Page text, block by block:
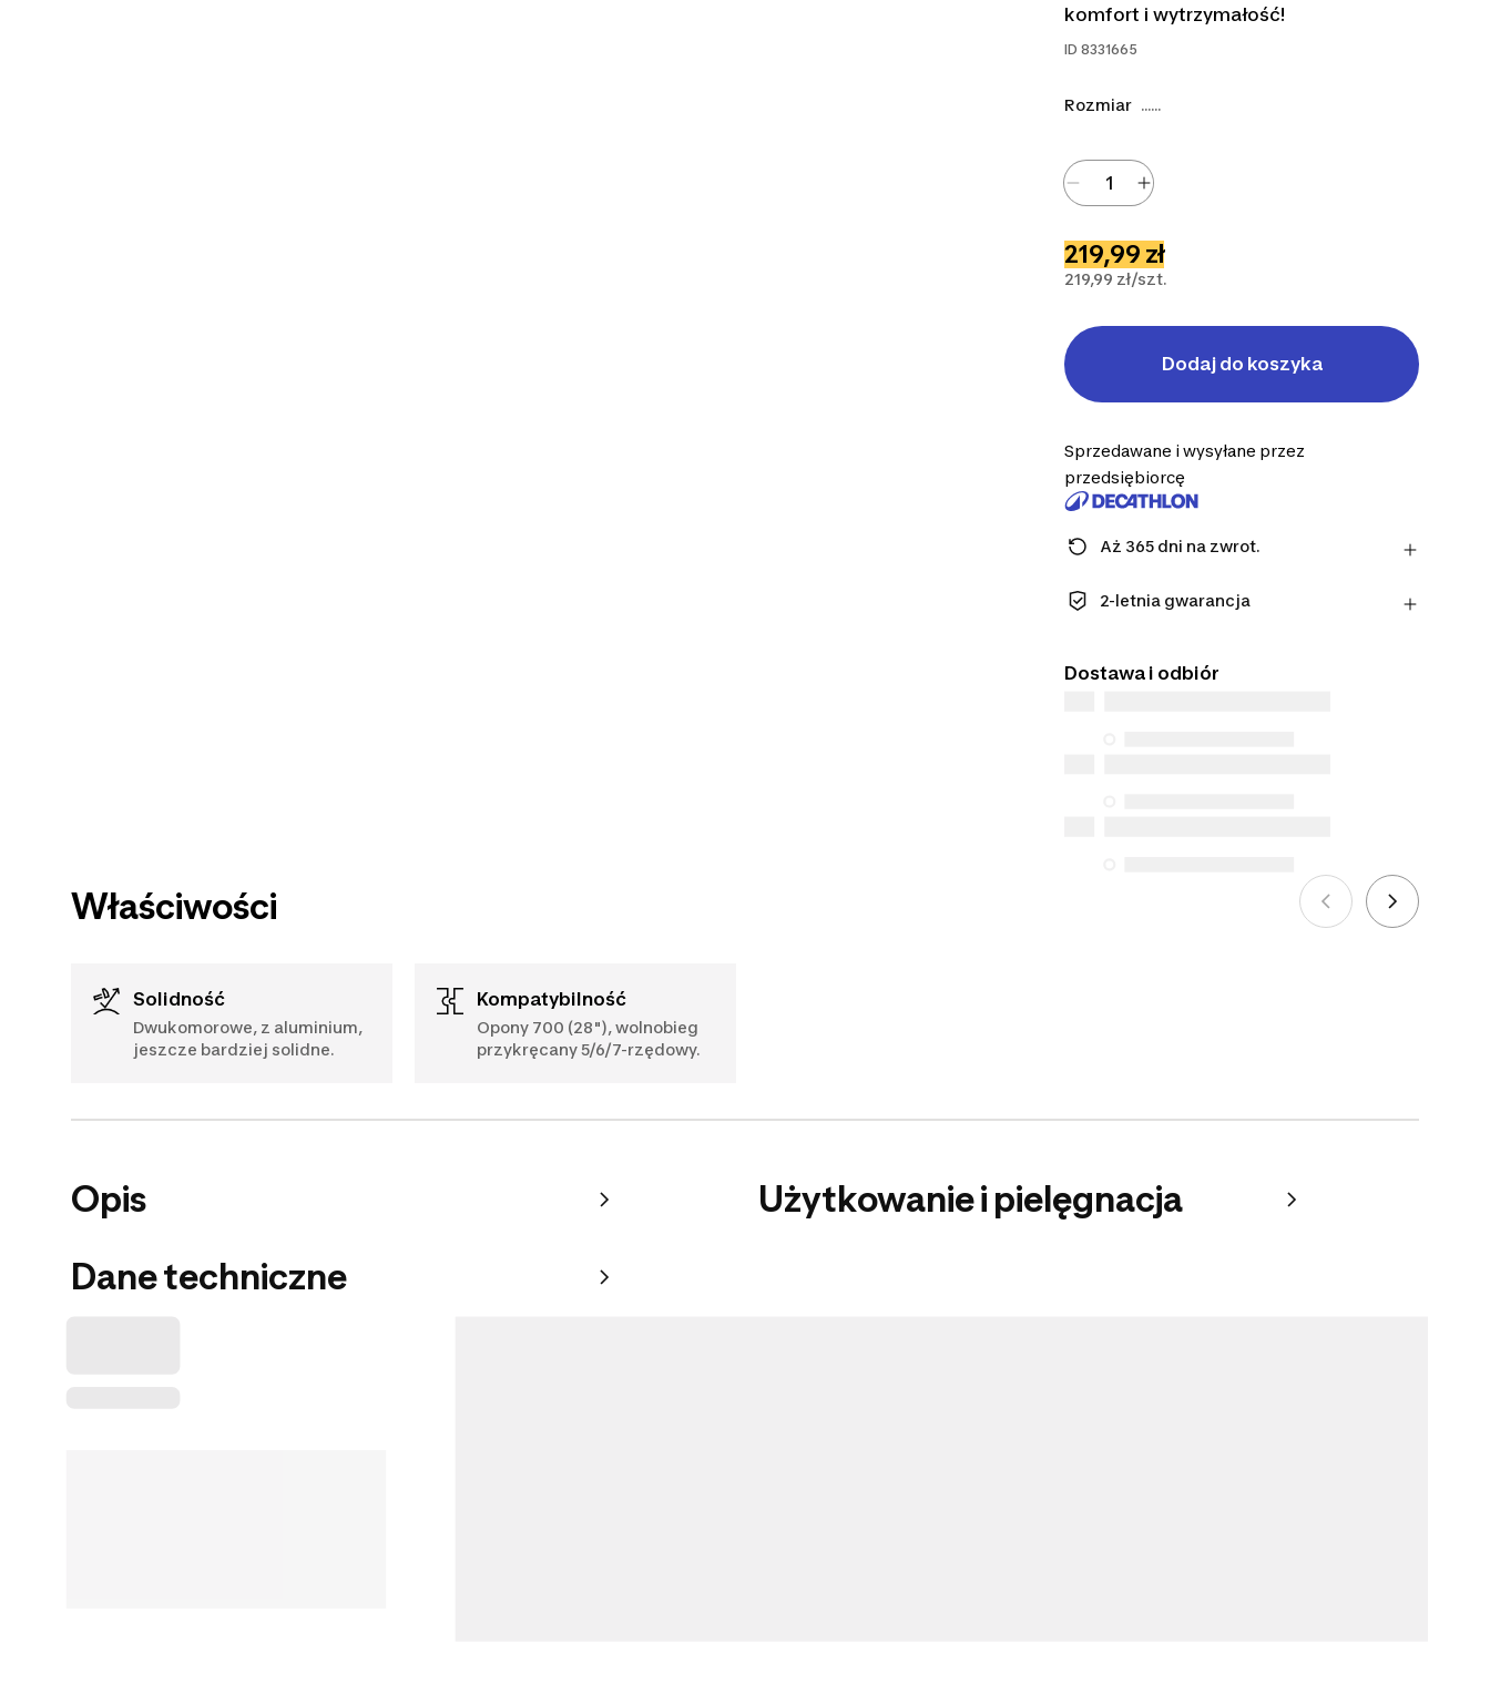
komfort i wytrzymałość!
ID 8331665
Rozmiar ......
219,99 zł
219,99 zł/szt.
Dodaj do koszyka
Sprzedawane i wysyłane przez
przedsiębiorcę
Aż 365 dni na zwrot.
obowiązuje termin 14 dni.
2-letnia gwarancja
gwarancją na 2 lat
Dostawa i odbiór
Właściwości
Solidność
Dwukomorowe, z aluminium,
jeszcze bardziej solidne.
Kompatybilność
Opony 700 (28"), wolnobieg
przykręcany 5/6/7-rzędowy.
Opis
Dane techniczne
Użytkowanie i pielęgnacja